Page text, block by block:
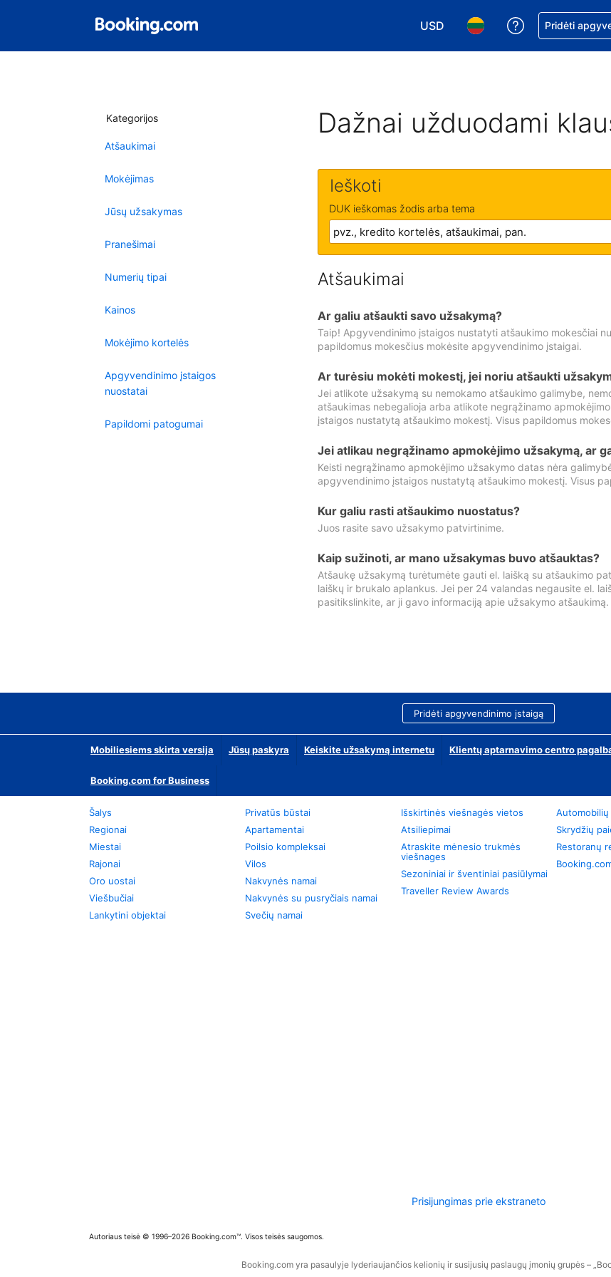
USD
Pasirinkite valiutą. Jūsų
Pasirinkite kalbą. Jūsų
Pagalba dėl
Pridėti
Kategorijos
Atšaukimai
Mokėjimas
Jūsų užsakymas
Pranešimai
Numerių tipai
Kainos
Mokėjimo kortelės
Apgyvendinimo įstaigos
nuostatai
Papildomi patogumai
Dažnai užduodami
Ieškoti
DUK ieškomas žodis arba tema
Atšaukimai
Ar galiu atšaukti savo užsakymą?
Taip! Apgyvendinimo įstaigos nustatyti atšaukimo mokesčiai
papildomus mokesčius mokėsite apgyvendinimo įstaigai.
Ar turėsiu mokėti mokestį, jei noriu atšaukti
Jei atlikote užsakymą su nemokamo atšaukimo galimybe,
atšaukimas nebegalioja arba atlikote negrąžinamo
įstaigos nustatytą atšaukimo mokestį. Visus papildomus
Jei atlikau negrąžinamo apmokėjimo užsakymą, ar
Keisti negrąžinamo apmokėjimo užsakymo datas nėra
apgyvendinimo įstaigos nustatytą atšaukimo mokestį. Visus
Kur galiu rasti atšaukimo nuostatus?
Juos rasite savo užsakymo patvirtinime.
Kaip sužinoti, ar mano užsakymas buvo atšauktas?
Atšaukę užsakymą turėtumėte gauti el. laišką su atšaukimo
laiškų ir brukalo aplankus. Jei per 24 valandas negausite el.
pasitikslinkite, ar ji gavo informaciją apie užsakymo atšaukimą.
Pridėti apgyvendinimo įstaigą
Mobiliesiems skirta versija Jūsų paskyra Keiskite užsakymą internetu Klientų aptarnavimo centro
Booking.com for Business
Šalys
Regionai
Miestai
Rajonai
Oro uostai
Viešbučiai
Lankytini objektai
Privatūs būstai
Apartamentai
Poilsio kompleksai
Vilos
Nakvynės namai
Nakvynės su pusryčiais namai
Svečių namai
Išskirtinės viešnagės vietos
Atsiliepimai
Atraskite mėnesio trukmės
viešnages
Sezoniniai ir šventiniai pasiūlymai
Traveller Review Awards
Automobilių
Skrydžių
Restoranų
Prisijungimas prie ekstraneto
Autoriaus teisė © 1996–2026 Booking.com™. Visos teisės saugomos.
Booking.com yra pasaulyje lyderiaujančios kelionių ir susijusių paslaugų įmonių grupės –